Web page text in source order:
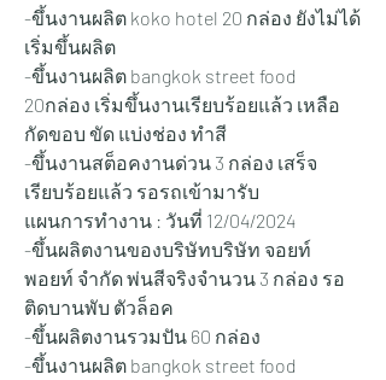
-ขึ้นงานผลิต koko hotel 20 กล่อง ยังไม่ได้
เริ่มขึ้นผลิต
-ขึ้นงานผลิต bangkok street food
20กล่อง เริ่มขึ้นงานเรียบร้อยแล้ว เหลือ
กัดขอบ ขัด แบ่งช่อง ทำสี
-ขึ้นงานสต็อคงานด่วน 3 กล่อง เสร็จ
เรียบร้อยแล้ว รอรถเข้ามารับ
แผนการทำงาน : วันที่ 12/04/2024
-ขึ้นผลิตงานของบริษัทบริษัท จอยท์
พอยท์ จำกัด พ่นสีจริงจำนวน 3 กล่อง รอ
ติดบานพับ ตัวล็อค
-ขึ้นผลิตงานรวมปัน 60 กล่อง
-ขึ้นงานผลิต bangkok street food